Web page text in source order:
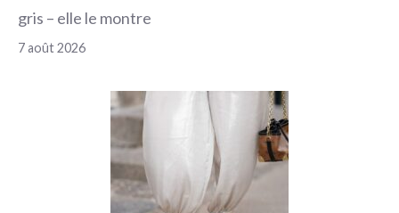
gris – elle le montre
7 août 2026